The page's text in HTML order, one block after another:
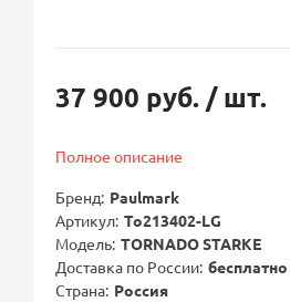
37 900 руб. / шт.
Полное описание
Бренд Paulmark
Артикул To213402-LG
Модель TORNADO STARKE
Доставка по России бесплатно
Страна Россия